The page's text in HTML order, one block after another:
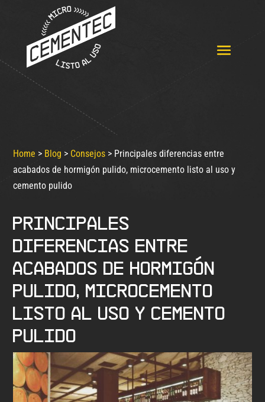
Home > Blog > Consejos > Principales diferencias entre
acabados de hormigón pulido, microcemento listo al uso y
cemento pulido
Principales
diferencias entre
acabados de hormigón
pulido, microcemento
listo al uso y cemento
pulido